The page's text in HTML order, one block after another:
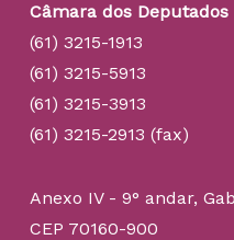
Câmara dos Deputados
(61) 3215-1913
(61) 3215-5913
(61) 3215-3913
(61) 3215-2913 (fax)
Anexo IV - 9° andar,
CEP 70160-900